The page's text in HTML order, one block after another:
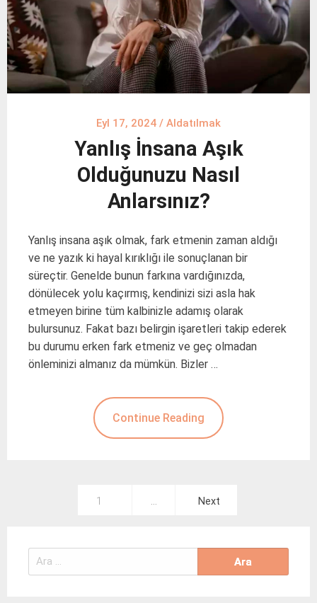
Eyl 17, 2024 / Aldatılmak
Yanlış İnsana Aşık
Olduğunuzu Nasıl
Anlarsınız?
Yanlış insana aşık olmak, fark etmenin zaman aldığı
ve ne yazık ki hayal kırıklığı ile sonuçlanan bir
süreçtir. Genelde bunun farkına vardığınızda,
dönülecek yolu kaçırmış, kendinizi sizi asla hak
etmeyen birine tüm kalbinizle adamış olarak
bulursunuz. Fakat bazı belirgin işaretleri takip ederek
bu durumu erken fark etmeniz ve geç olmadan
önleminizi almanız da mümkün. Bizler …
Continue Reading
1 … Next
Arama: